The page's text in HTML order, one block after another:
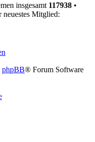
insgesamt 117938 •
neuestes Mitglied:
phpBB® Forum Software